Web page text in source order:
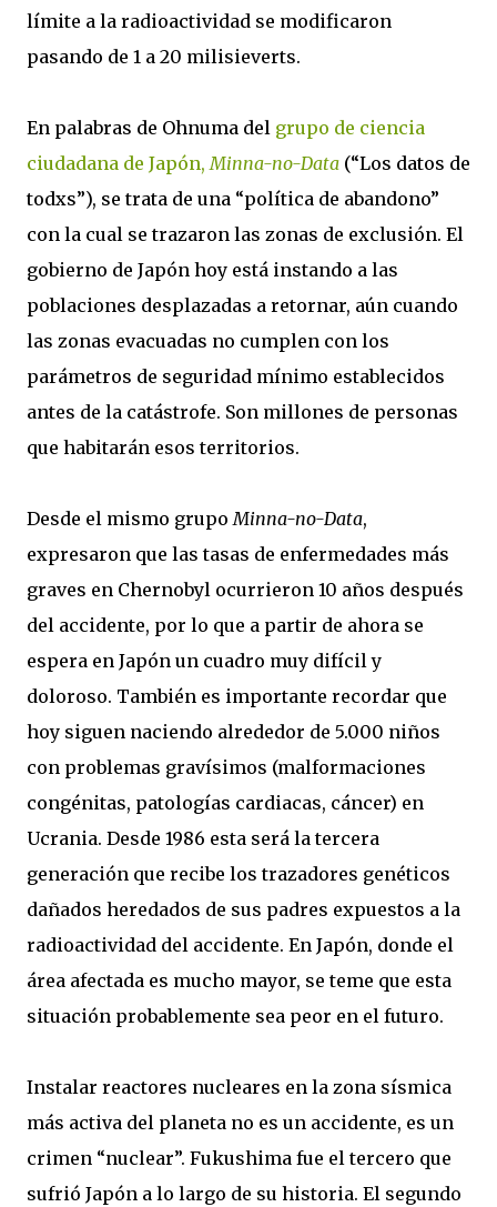
límite a la radioactividad se modificaron
pasando de 1 a 20 milisieverts.
En palabras de Ohnuma del grupo de ciencia
ciudadana de Japón,Minna-no-Data (“Los datos de
todxs”), se trata de una “política de abandono”
con la cual se trazaron las zonas de exclusión. El
gobierno de Japón hoy está instando a las
poblaciones desplazadas a retornar, aún cuando
las zonas evacuadas no cumplen con los
parámetros de seguridad mínimo establecidos
antes de la catástrofe. Son millones de personas
que habitarán esos territorios.
Desde el mismo grupoMinna-no-Data,
expresaron que las tasas de enfermedades más
graves en Chernobyl ocurrieron 10 años después
del accidente, por lo que a partir de ahora se
espera en Japón un cuadro muy difícil y
doloroso. También es importante recordar que
hoy siguen naciendo alrededor de 5.000 niños
con problemas gravísimos (malformaciones
congénitas, patologías cardiacas, cáncer) en
Ucrania. Desde 1986 esta será la tercera
generación que recibe los trazadores genéticos
dañados heredados de sus padres expuestos a la
radioactividad del accidente. En Japón, donde el
área afectada es mucho mayor, se teme que esta
situación probablemente sea peor en el futuro.
Instalar reactores nucleares en la zona sísmica
más activa del planeta no es un accidente, es un
crimen “nuclear”. Fukushima fue el tercero que
sufrió Japón a lo largo de su historia. El segundo